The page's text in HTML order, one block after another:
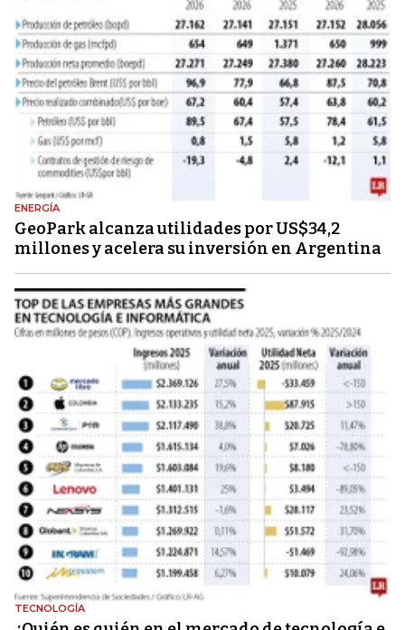
ENERGÍA
GeoPark alcanza utilidades por US$34,2
millones y acelera su inversión en Argentina
TECNOLOGÍA